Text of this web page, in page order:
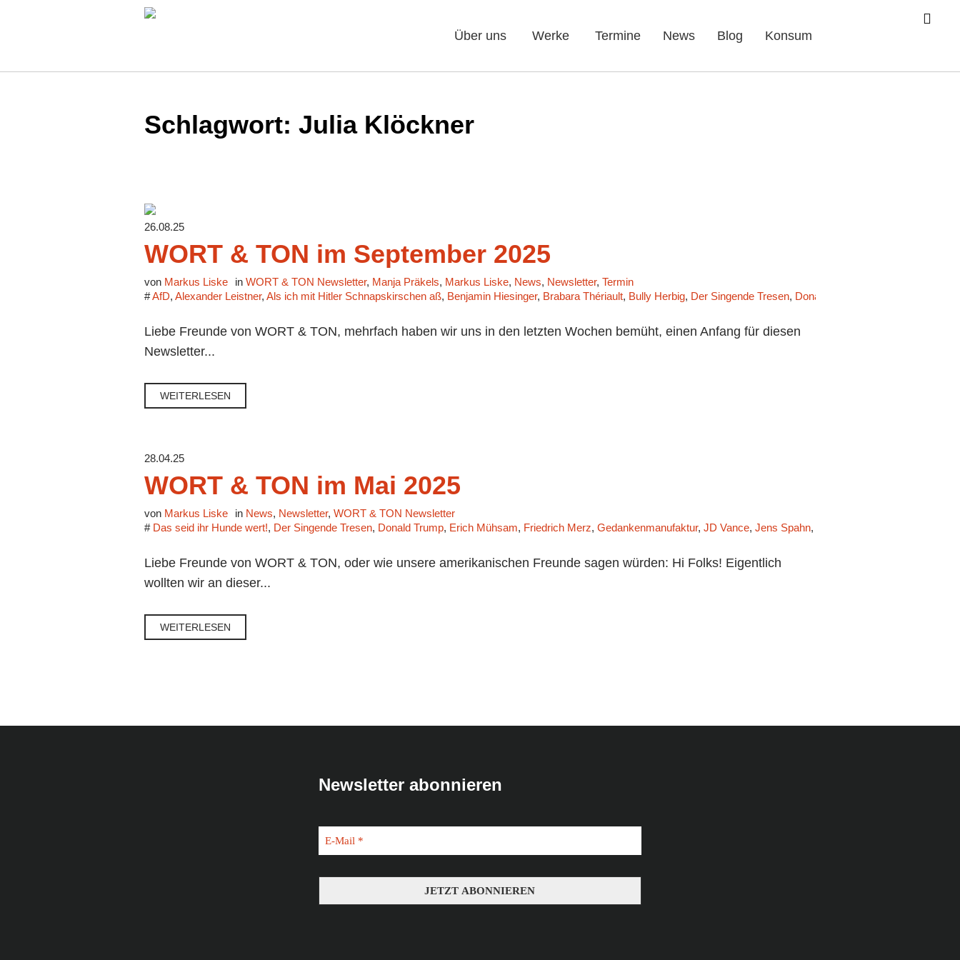
Über uns Werke Termine News Blog Konsum
Schlagwort: Julia Klöckner
26.08.25
WORT & TON im September 2025
von Markus Liske in WORT & TON Newsletter, Manja Präkels, Markus Liske, News, Newsletter, Termin
#AfD, Alexander Leistner, Als ich mit Hitler Schnapskirschen aß, Benjamin Hiesinger, Brabara Thériault, Bully Herbig, Der Singende Tresen, Donald Trump
Liebe Freunde von WORT & TON, mehrfach haben wir uns in den letzten Wochen bemüht, einen Anfang für diesen
Newsletter...
WEITERLESEN
28.04.25
WORT & TON im Mai 2025
von Markus Liske in News, Newsletter, WORT & TON Newsletter
# Das seid ihr Hunde wert!, Der Singende Tresen, Donald Trump, Erich Mühsam, Friedrich Merz, Gedankenmanufaktur, JD Vance, Jens Spahn,
Liebe Freunde von WORT & TON, oder wie unsere amerikanischen Freunde sagen würden: Hi Folks! Eigentlich
wollten wir an dieser...
WEITERLESEN
Newsletter abonnieren